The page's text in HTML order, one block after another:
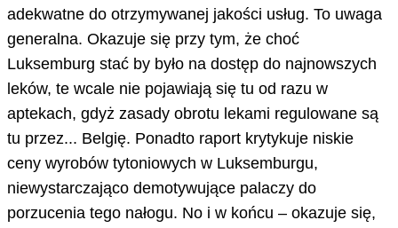
adekwatne do otrzymywanej jakości usług. To uwaga
generalna. Okazuje się przy tym, że choć
Luksemburg stać by było na dostęp do najnowszych
leków, te wcale nie pojawiają się tu od razu w
aptekach, gdyż zasady obrotu lekami regulowane są
tu przez... Belgię. Ponadto raport krytykuje niskie
ceny wyrobów tytoniowych w Luksemburgu,
niewystarczająco demotywujące palaczy do
porzucenia tego nałogu. No i w końcu – okazuje się,